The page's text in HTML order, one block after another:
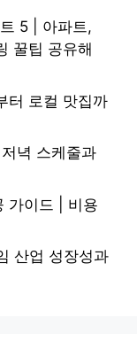
5 | 아파트,
꿀팁 공유해
터 로컬 맛집까
녁 스케줄과
가이드 | 비용
산업 성장성과